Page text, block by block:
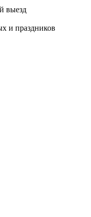
выезд
и праздников